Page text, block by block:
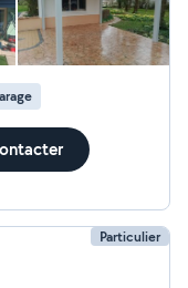
Particulier